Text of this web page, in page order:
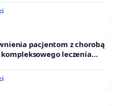
pacjentom z chorobą
leczenia